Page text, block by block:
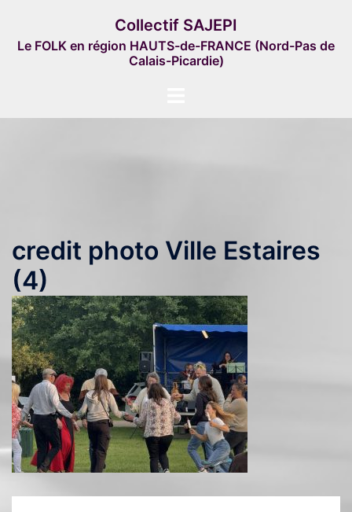
contenu
Collectif SAJEPI
Le FOLK en région HAUTS-de-FRANCE (Nord-Pas de
Calais-Picardie)
credit photo Ville Estaires
(4)